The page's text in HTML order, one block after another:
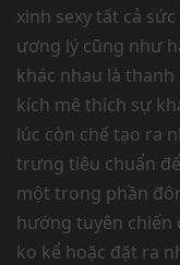
xinh sexy tất cả
ương lý cũng như
khác nhau là
kích mê thích sự
lúc còn chế tạo ra
trưng tiêu chuẩn
một trong phần
hướng tuyên chiến
ko kể hoặc đặt ra